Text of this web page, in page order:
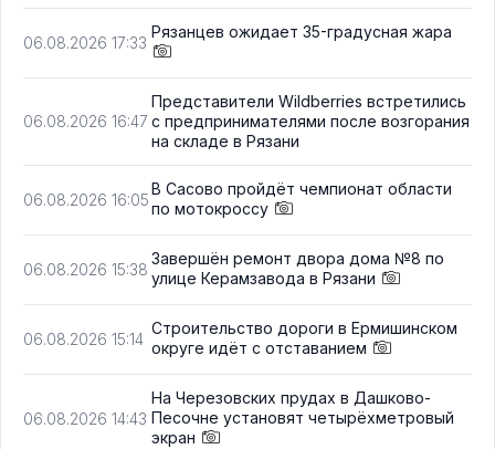
06.08.2026 17:33
Рязанцев ожидает 35-градусная жара
06.08.2026 16:47
Представители Wildberries встретились
с предпринимателями после возгорания
на складе в Рязани
06.08.2026 16:05
В Сасово пройдёт чемпионат области
по мотокроссу
06.08.2026 15:38
Завершён ремонт двора дома №8 по
улице Керамзавода в Рязани
06.08.2026 15:14
Строительство дороги в Ермишинском
округе идёт с отставанием
06.08.2026 14:43
На Черезовских прудах в Дашково-
Песочне установят четырёхметровый
экран